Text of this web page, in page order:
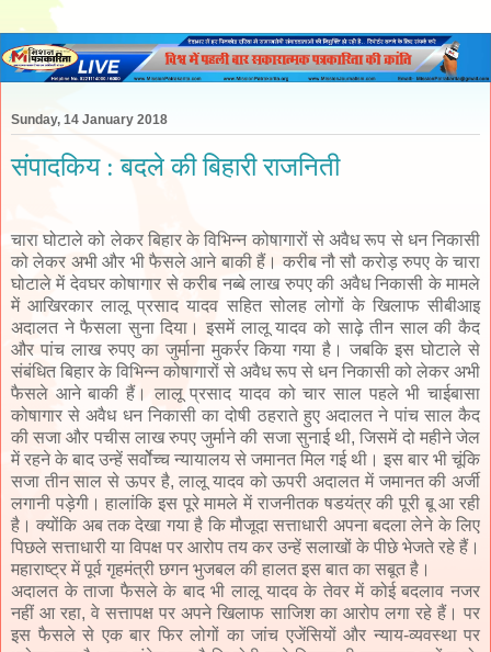
Sunday, 14 January 2018
संपादकिय : बदले की बिहारी राजनिती
चारा घोटाले को लेकर बिहार के विभिन्न कोषागारों से अवैध रूप से धन निकासी
को लेकर अभी और भी फैसले आने बाकी हैं। करीब नौ सौ करोड़ रुपए के चारा
घोटाले में देवघर कोषागार से करीब नब्बे लाख रुपए की अवैध निकासी के मामले
में आखिरकार लालू प्रसाद यादव सहित सोलह लोगों के खिलाफ सीबीआइ
अदालत ने फैसला सुना दिया। इसमें लालू यादव को साढ़े तीन साल की कैद
और पांच लाख रुपए का जुर्माना मुकर्रर किया गया है। जबकि इस घोटाले से
संबंधित बिहार के विभिन्न कोषागारों से अवैध रूप से धन निकासी को लेकर अभी
फैसले आने बाकी हैं। लालू प्रसाद यादव को चार साल पहले भी चाईबासा
कोषागार से अवैध धन निकासी का दोषी ठहराते हुए अदालत ने पांच साल कैद
की सजा और पचीस लाख रुपए जुर्माने की सजा सुनाई थी, जिसमें दो महीने जेल
में रहने के बाद उन्हें सर्वोेच्च न्यायालय से जमानत मिल गई थी। इस बार भी चूंकि
सजा तीन साल से ऊपर है, लालू यादव को ऊपरी अदालत में जमानत की अर्जी
लगानी पड़ेगी। हालांकि इस पूरे मामले में राजनीतक षडयंत्र की पूरी बू आ रही
है। क्योंकि अब तक देखा गया है कि मौजूदा सत्ताधारी अपना बदला लेने के लिए
पिछले सत्ताधारी या विपक्ष पर आरोप तय कर उन्हें सलाखों के पीछे भेजते रहे हैं।
महाराष्ट्र में पूर्व गृहमंत्री छगन भुजबल की हालत इस बात का सबूत है।
अदालत के ताजा फैसले के बाद भी लालू यादव के तेवर में कोई बदलाव नजर
नहीं आ रहा, वे सत्तापक्ष पर अपने खिलाफ साजिश का आरोप लगा रहे हैं। पर
इस फैसले से एक बार फिर लोगों का जांच एजेंसियों और न्याय-व्यवस्था पर